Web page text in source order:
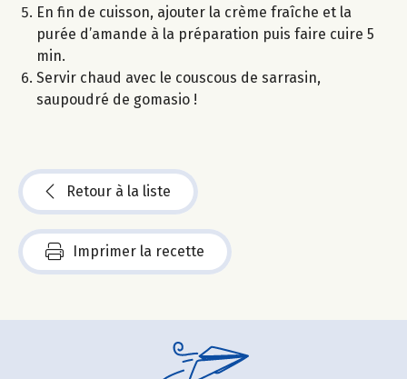
En fin de cuisson, ajouter la crème fraîche et la
purée d’amande à la préparation puis faire cuire 5
min.
Servir chaud avec le couscous de sarrasin,
saupoudré de gomasio !
Retour à la liste
Imprimer la recette